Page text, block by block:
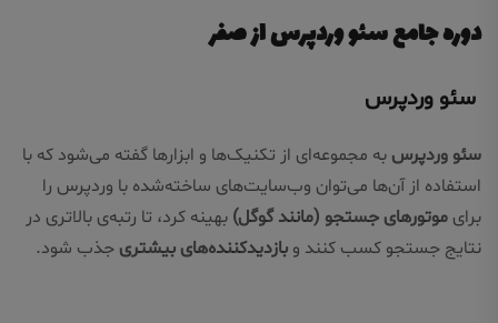
دوره جامع سئو وردپرس از صفر
سئو وردپرس
سئو وردپرس به مجموعه‌ای از تکنیک‌ها و ابزارها گفته می‌شود که با
استفاده از آن‌ها می‌توان وب‌سایت‌های ساخته‌شده با وردپرس را
برای موتورهای جستجو (مانند گوگل) بهینه کرد، تا رتبه‌ی بالاتری در
نتایج جستجو کسب کنند و بازدیدکننده‌های بیشتری جذب شود.